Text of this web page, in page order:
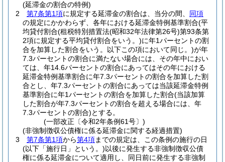
(延滞金の割合の特例)
2
第7条第1項に規定する延滞金の割合は、当分の間、 同項
の規定にかかわらず、各年における延滞金特例基準割合(平
均貸付割合(租税特別措置法(昭和32年法律第26号)第93条第
2項に規定する平均貸付割合をいう。)に年1パーセントの割
合を加算した割合をいう。以下この項において同じ。)が年
7.3パーセントの割合に満たない場合には、その年中におい
ては、年14.6パーセントの割合にあってはその年における
延滞金特例基準割合に年7.3パーセントの割合を加算した割
合とし、年7.3パーセントの割合にあっては当該延滞金特例
基準割合に年1パーセントの割合を加算した割合(当該加算
した割合が年7.3パーセントの割合を超える場合には、年
7.3パーセントの割合)とする。
(一部改正〔令和2年条例61号〕)
(非強制徴収公債権に係る延滞金に関する経過措置)
3
第7条第1項から第4項までの規定は、この条例の施行の日
(以下「施行日」という。)以後に発生する非強制徴収公債
権に係る延滞金について適用し、同日前に発生する非強制